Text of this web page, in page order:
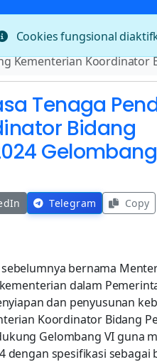
Kementerian Koordinator
Tenaga
Bidang
Telegram Copy
bernama
dalam
dan penyusunan
Koordinator Bidang
Gelombang VI guna
dengan spesifikasi sebagai
Cookies fungsional